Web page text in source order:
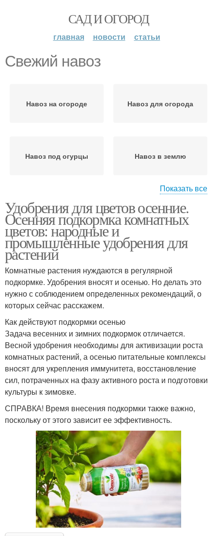
САД И ОГОРОД
главная новости статьи
Свежий навоз
Навоз на огороде Навоз для огорода
Навоз под огурцы Навоз в землю
Коровий навоз Навоз для полива
Показать все
Удобрения для цветов осенние.
Осенняя подкормка комнатных
цветов: народные и
промышленные удобрения для
растений
Комнатные растения нуждаются в регулярной
подкормке. Удобрения вносят и осенью. Но делать это
нужно с соблюдением определенных рекомендаций, о
которых сейчас расскажем.
Как действуют подкормки осенью
Задача весенних и зимних подкормок отличается.
Весной удобрения необходимы для активизации роста
комнатных растений, а осенью питательные комплексы
вносят для укрепления иммунитета, восстановление
сил, потраченных на фазу активного роста и подготовки
культуры к зимовке.
СПРАВКА! Время внесения подкормки также важно,
поскольку от этого зависит ее эффективность.